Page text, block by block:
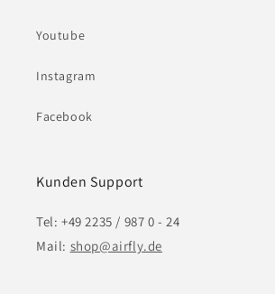
Youtube
Instagram
Facebook
Kunden Support
Tel: +49 2235 / 987 0 - 24
Mail: shop@airfly.de